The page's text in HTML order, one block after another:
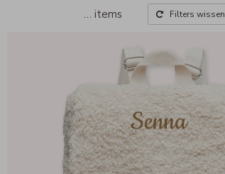
… items Filters wissen